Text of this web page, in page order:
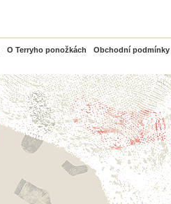
O Terryho ponožkách Obchodní podmínky
PayPal